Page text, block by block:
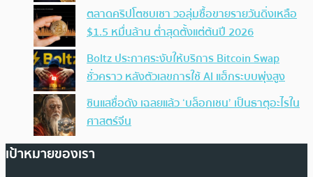
ตลาดคริปโตซบเซา วอลุ่มซื้อขายรายวันดิ่งเหลือ
$1.5 หมื่นล้าน ต่ำสุดตั้งแต่ต้นปี 2026
Boltz ประกาศระงับให้บริการ Bitcoin Swap
ชั่วคราว หลังตัวเลขการใช้ AI แฮ็กระบบพุ่งสูง
ซินแสชื่อดัง เฉลยแล้ว ‘บล็อกเชน’ เป็นธาตุอะไรใน
ศาสตร์จีน
เป้าหมายของเรา